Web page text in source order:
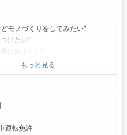
は企業型確定拠出型年金（401K加
事に慣れていただけるように、先
がけさせていただきます。
と作業に集中しています。
できる環境です。
立ち仕事両方になります。
どモノづくりをしてみたい”
けたい”
に慣れるところから！
いただくので、未経験の方でも安
スタッフのほとんどが未経験から
いるのでやる気があれば十分で
もっと見る
運転免許